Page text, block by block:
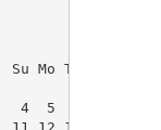
Su Mo Tu We Th
1
4  5  6  7  8
11 12 13 14 15